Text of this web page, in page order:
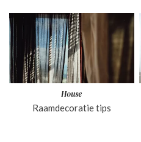
House
Raamdecoratie tips